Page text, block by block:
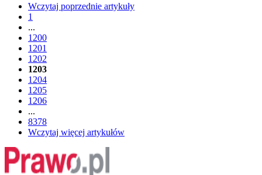
Wczytaj poprzednie artykuły
1
...
1200
1201
1202
1203
1204
1205
1206
...
8378
Wczytaj więcej artykułów